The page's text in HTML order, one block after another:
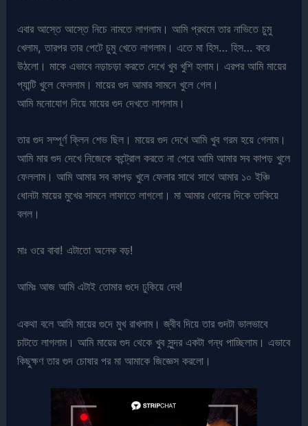
এবার আস্তে আস্তে নিচে নামতে লাগলাম। আমি প্রথমে তার নাভিতে চুমু
খেলাম, তারপর তার পেটে চুমু খেতে লাগলাম। এতে মা হিস… হিস… করে
উঠলো। মাকে এভাবে নড়াচড়া করতে দেখে খুব খুশি হলাম। এরপর আমি মায়ের
প্যান্টি খুলে ফেললাম। মায়ের গুদ আমার সামনে খুলে গেল।
আমি মনোযোগ দিয়ে মায়ের গুদ দেখতে লাগলাম।
তার গুদ সম্পূর্ণ ক্লিন শেভ ছিল। মায়ের গুদ দেখে আমি খুব গরম হয়ে গেলাম।
আমি মার গুদ দেখে নিজেকে কন্ট্রোল করতে না পেরে আমি আমার সব কাপড় খুলে
ফেললাম। আমি আমার সব কাপড় খুলে ফেলার সাথে সাথে আমার ১০ ইঞ্চি
ধোনটা মায়ের মুখের সামনে লাফাতে লাগলো। মা আমার ধোনের দিকে তাকিয়ে
বলল।
মাঃ ওরে বাবা! এটাতো অনেক বড়!
আমিঃ আজ আমি এটাই তোমার গুদে ঢুকিয়ে দেব!
একথা বলে আমি মায়ের গুদে মুখ রাখলাম। জ্বীব দিয়ে তার গুদটা ভালভাবে
চাটতে লাগলাম। আমি মায়ের গুদ থেকে খুব সুন্দর একটা গন্ধ পাচ্ছিলাম। এভাবে
কিছুক্ষণ তার গুদ চোষার পর মা আমাকে জিজ্ঞেস করলো।